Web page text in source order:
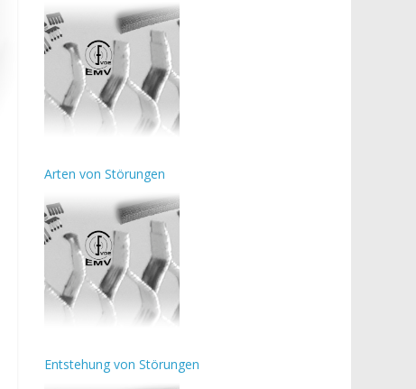
Arten von Störungen
Entstehung von Störungen